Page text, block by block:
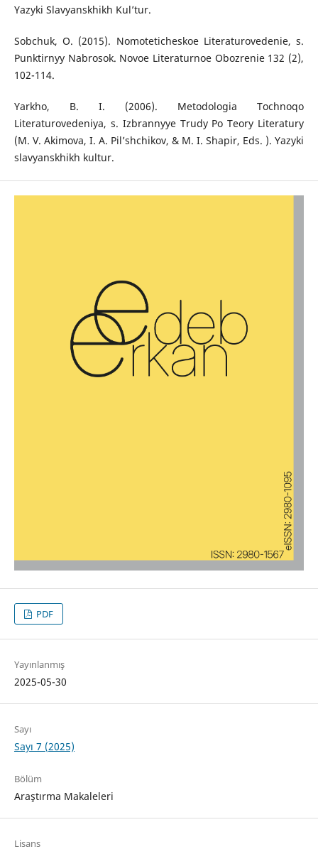
Yazyki Slavyanskhikh Kul’tur.
Sobchuk, O. (2015). Nomoteticheskoe Literaturovedenie, s.
Punktirnyy Nabrosok. Novoe Literaturnoe Obozrenie 132 (2),
102-114.
Yarkho, B. I. (2006). Metodologia Tochnoqo
Literaturovedeniya, s. Izbrannyye Trudy Po Teory Literatury
(M. V. Akimova, I. A. Pil’shchikov, & M. I. Shapir, Eds. ). Yazyki
slavyanskhikh kultur.
PDF
Yayınlanmış
2025-05-30
Sayı
Sayı 7 (2025)
Bölüm
Araştırma Makaleleri
Lisans